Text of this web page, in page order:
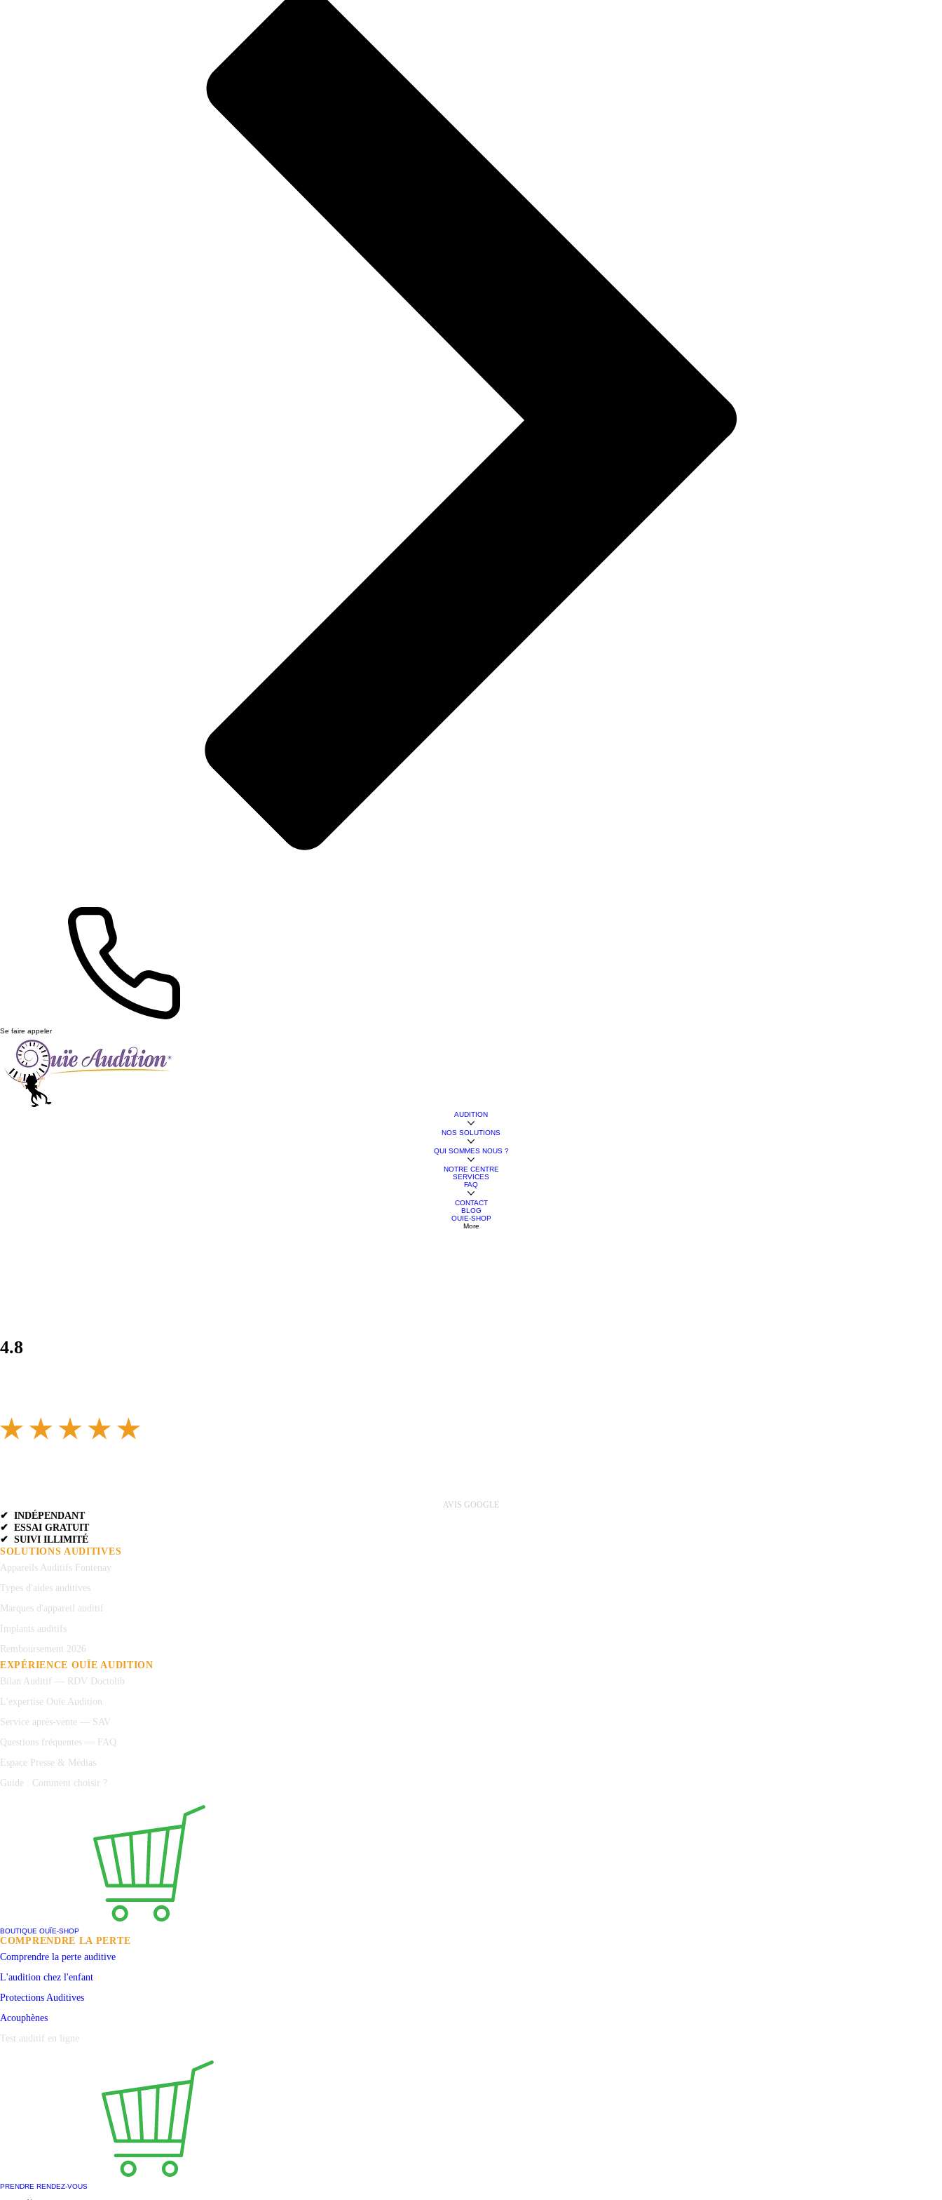
Se faire appeler
AUDITION
NOS SOLUTIONS
QUI SOMMES NOUS ?
NOTRE CENTRE
SERVICES
FAQ
CONTACT
BLOG
OUIE-SHOP
More
4.8
AVIS GOOGLE
✔ INDÉPENDANT
✔ ESSAI GRATUIT
✔ SUIVI ILLIMITÉ
SOLUTIONS AUDITIVES
Appareils Auditifs Fontenay
Types d'aides auditives
Marques d'appareil auditif
Implants auditifs
Remboursement 2026
EXPÉRIENCE OUÏE AUDITION
Bilan Auditif — RDV Doctolib
L'expertise Ouïe Audition
Service après-vente — SAV
Questions fréquentes — FAQ
Espace Presse & Médias
Guide : Comment choisir ?
BOUTIQUE OUÏE-SHOP
COMPRENDRE LA PERTE
Comprendre la perte auditive
L'audition chez l'enfant
Protections Auditives
Acouphènes
Test auditif en ligne
PRENDRE RENDEZ-VOUS